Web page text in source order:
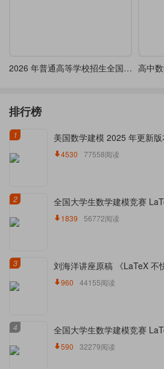
2026 年普通高等学校招生全国统一考试（天津卷） 高中
排行榜
1 美国数学建模 2025 年更新
4530 77558阅读
2 全国大学生数学建模竞赛
1839 56772阅读
3 刘海洋讲座原稿 《LaTeX 不
960 44155阅读
4 全国大学生数学建模竞赛
590 32279阅读